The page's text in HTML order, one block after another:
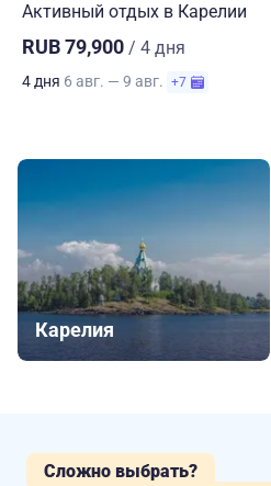
Активный отдых в Карелии
RUB 79,900 / 4 дня
4 дня 6 авг. — 9 авг. +7
Карелия
Сложно выбрать?